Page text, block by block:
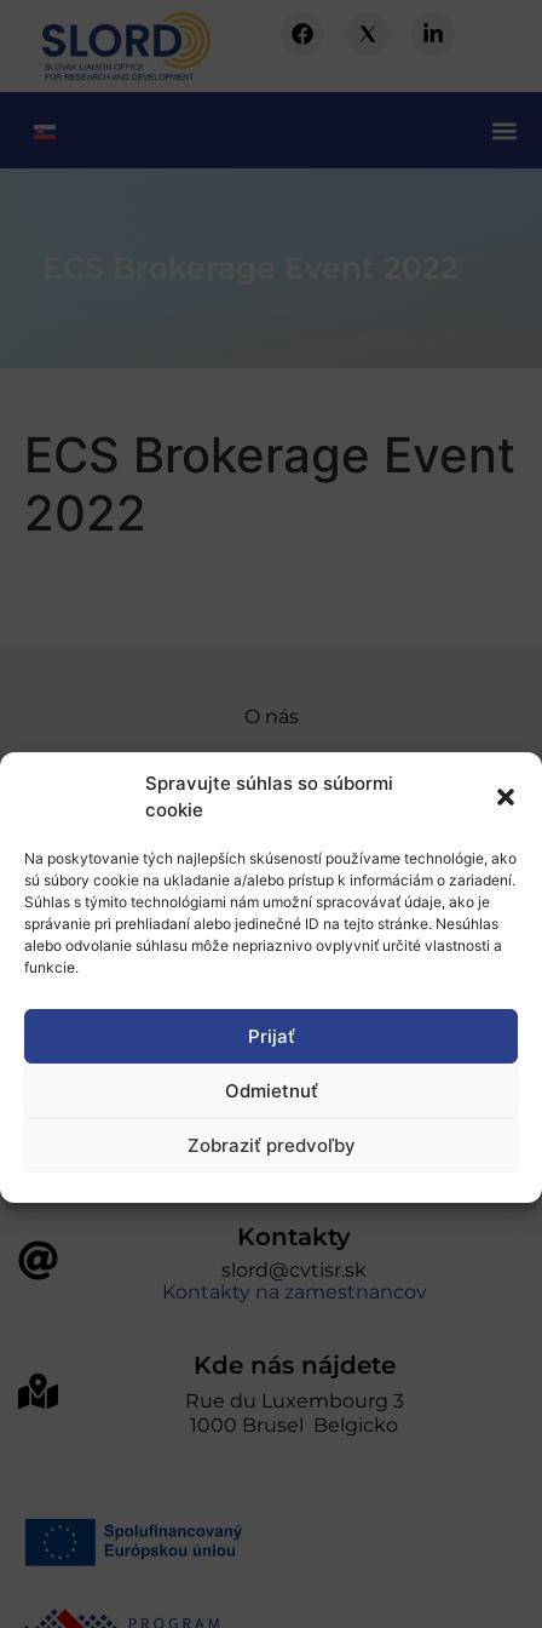
Spravujte súhlas so súbormi
cookie
Na poskytovanie tých najlepších skúseností používame technológie, ako
sú súbory cookie na ukladanie a/alebo prístup k informáciám o zariadení.
Súhlas s týmito technológiami nám umožní spracovávať údaje, ako je
správanie pri prehliadaní alebo jedinečné ID na tejto stránke. Nesúhlas
alebo odvolanie súhlasu môže nepriaznivo ovplyvniť určité vlastnosti a
funkcie.
Prijať
Odmietnuť
Zobraziť predvoľby
ECS Brokerage Event
2022
O nás
Financovanie a podpora
Stáže a pobyty
Novinky
Ochrana osobných údajov
„Projekt SK4ERA II je spolufinancovaný Európskou
úniou v rámci Programu Slovensko. Portál
prevádzkuje Centrum vedecko-technických
Kontakty
slord@cvtisr.sk
Kontakty na zamestnancov
Kde nás nájdete
Rue du Luxembourg 3
1000 Brusel Belgicko